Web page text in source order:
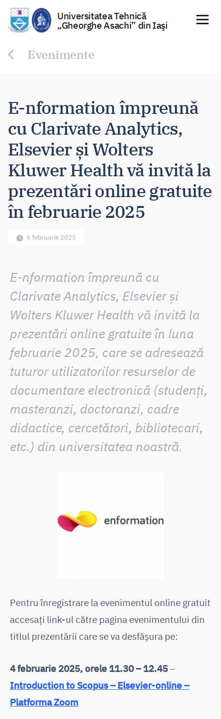
Universitatea Tehnică
„Gheorghe Asachi” din Iaşi
Evenimente
E-nformation împreună
cu Clarivate Analytics,
Elsevier și Wolters
Kluwer Health vă invită la
prezentări online gratuite
în februarie 2025
6 februarie 2025
E-nformation împreună cu
Clarivate Analytics, Elsevier și
Wolters Kluwer Health vă invită la
prezentări online gratuite în luna
februarie 2025, care se adresează
tuturor utilizatorilor resurselor de
documentare electronică (studenți,
masteranzi, doctoranzi, cadre
didactice, cercetători, bibliotecari,
etc.) din universitatea noastră.
Pentru înregistrare la evenimentul online gratuit
accesaţi link-ul către pagina evenimentului din
titlul prezentării care se va desfășura pe:
4 februarie 2025, orele 11.30 – 12.45–
Introduction to Scopus – Elsevier-online –
Platforma Zoom